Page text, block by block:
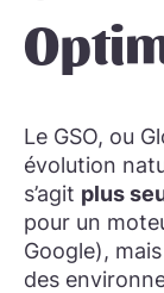
Le GSO, ou
évolution
s’agit plus
pour un
Google), mais
des